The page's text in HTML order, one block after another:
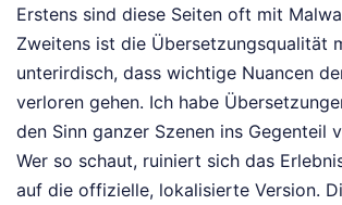
Erstens sind diese Seiten oft mit
Zweitens ist die Übersetzungsqualität
unterirdisch, dass wichtige Nuancen
verloren gehen. Ich habe
den Sinn ganzer Szenen ins Gegenteil
Wer so schaut, ruiniert sich das
auf die offizielle, lokalisierte Version.